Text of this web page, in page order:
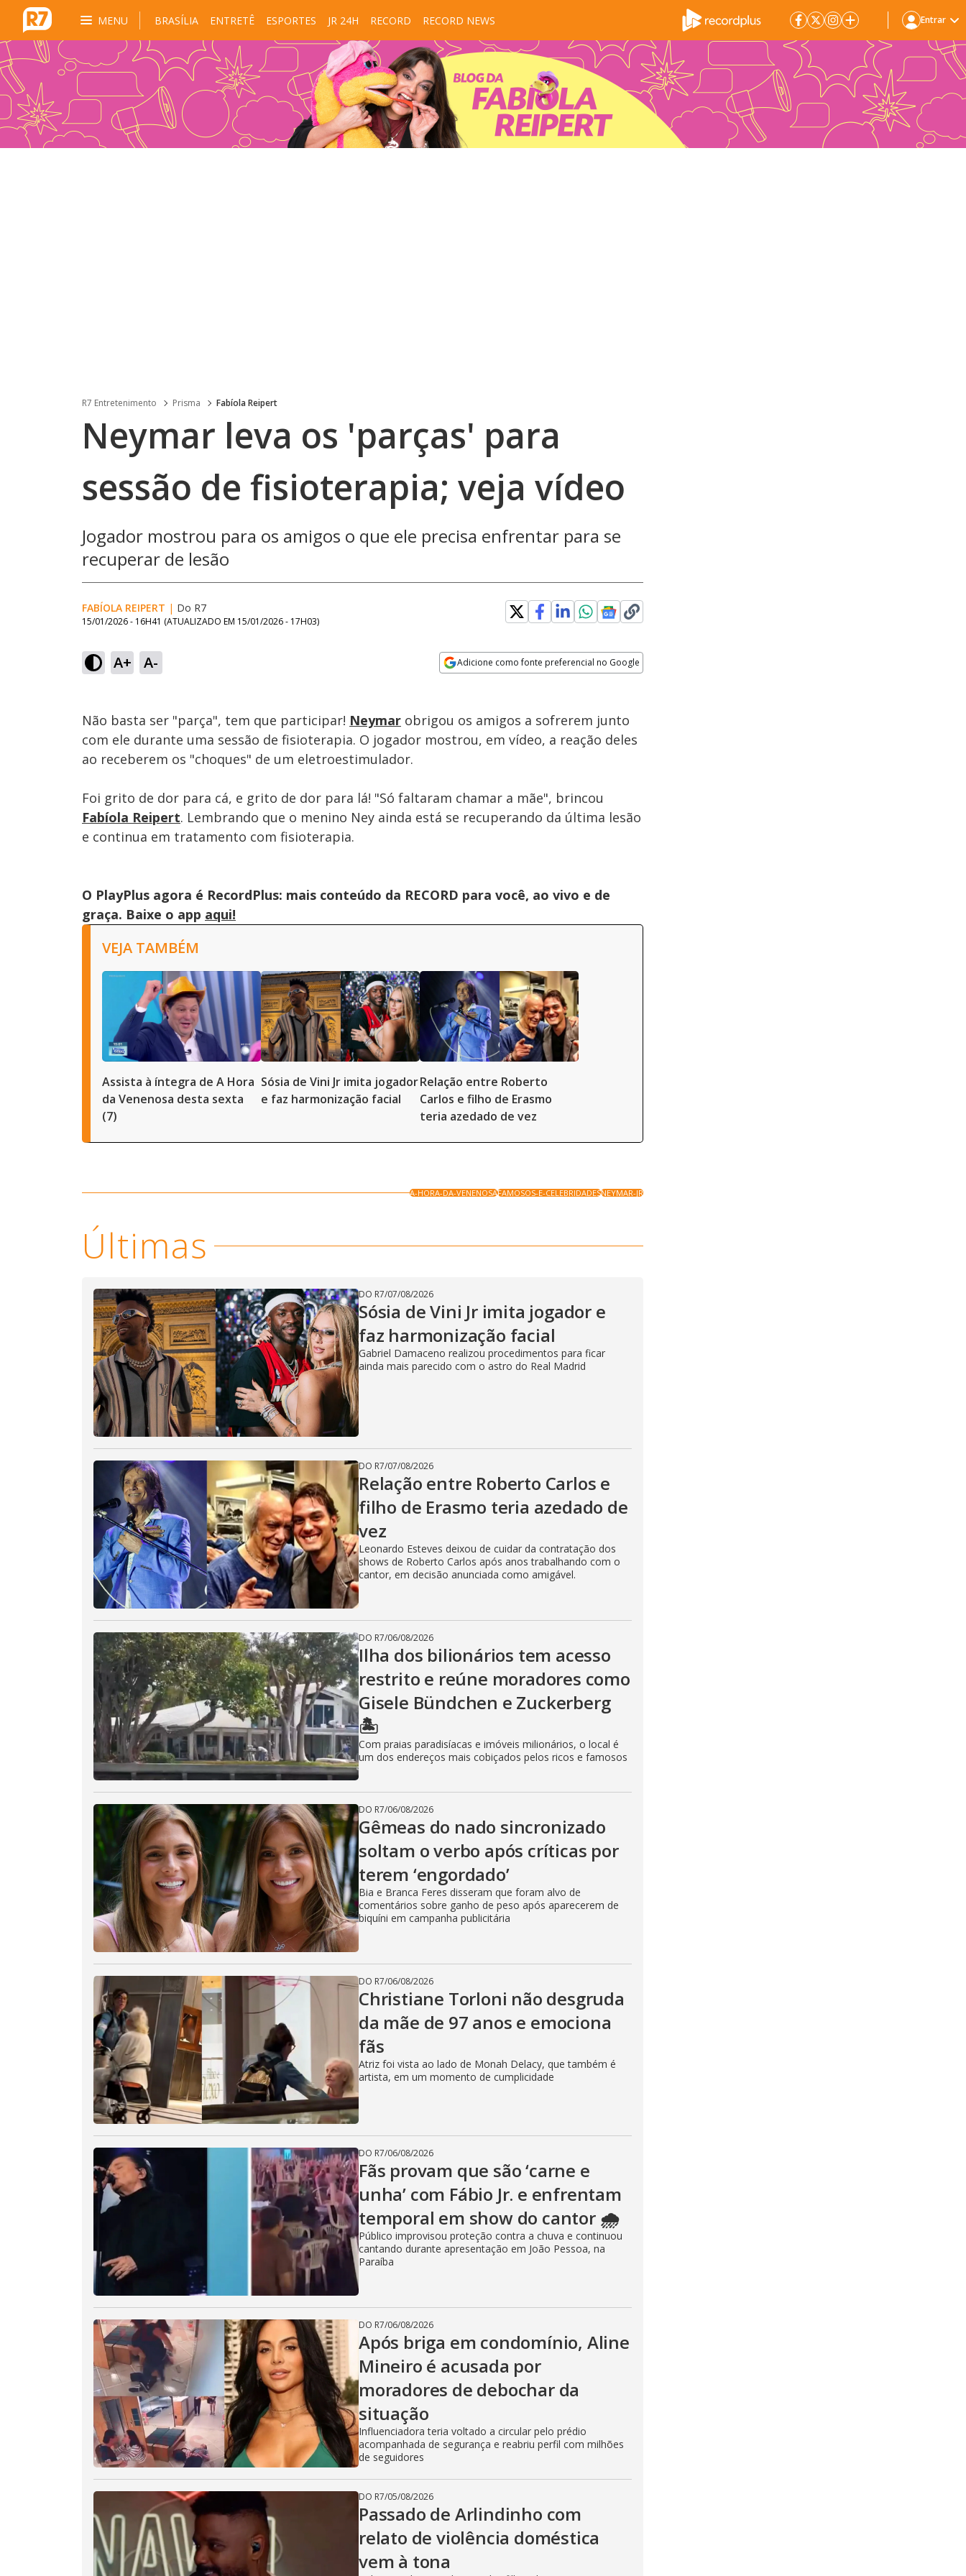
MENU BRASÍLIA ENTRETÊ ESPORTES JR 24H RECORD RECORD NEWS Entrar
R7 Entretenimento Prisma Fabíola Reipert
Neymar leva os 'parças' para
sessão de fisioterapia; veja vídeo
Jogador mostrou para os amigos o que ele precisa enfrentar para se
recuperar de lesão
FABÍOLA REIPERT | Do R7
15/01/2026 - 16H41 (ATUALIZADO EM 15/01/2026 - 17H03)
A+ A- Adicione como fonte preferencial no Google
Ativar
Som
Velocidade
Não basta ser "parça", tem que participar! Neymar obrigou os amigos a sofrerem junto
com ele durante uma sessão de fisioterapia. O jogador mostrou, em vídeo, a reação deles
ao receberem os "choques" de um eletroestimulador.
Foi grito de dor para cá, e grito de dor para lá! "Só faltaram chamar a mãe", brincou
Fabíola Reipert. Lembrando que o menino Ney ainda está se recuperando da última lesão
e continua em tratamento com fisioterapia.
O PlayPlus agora é RecordPlus: mais conteúdo da RECORD para você, ao vivo e de
graça. Baixe o app aqui!
VEJA TAMBÉM
Assista à íntegra de A Hora
da Venenosa desta sexta
(7)
Sósia de Vini Jr imita jogador
e faz harmonização facial
Relação entre Roberto
Carlos e filho de Erasmo
teria azedado de vez
A-HORA-DA-VENENOSAFAMOSOS-E-CELEBRIDADESNEYMAR-JR
Últimas
DO R7/07/08/2026
Sósia de Vini Jr imita jogador e
faz harmonização facial
Gabriel Damaceno realizou procedimentos para ficar
ainda mais parecido com o astro do Real Madrid
DO R7/07/08/2026
Relação entre Roberto Carlos e
filho de Erasmo teria azedado de
vez
Leonardo Esteves deixou de cuidar da contratação dos
shows de Roberto Carlos após anos trabalhando com o
cantor, em decisão anunciada como amigável.
DO R7/06/08/2026
Ilha dos bilionários tem acesso
restrito e reúne moradores como
Gisele Bündchen e Zuckerberg
🏝️
Com praias paradisíacas e imóveis milionários, o local é
um dos endereços mais cobiçados pelos ricos e famosos
DO R7/06/08/2026
Gêmeas do nado sincronizado
soltam o verbo após críticas por
terem ‘engordado’
Bia e Branca Feres disseram que foram alvo de
comentários sobre ganho de peso após aparecerem de
biquíni em campanha publicitária
DO R7/06/08/2026
Christiane Torloni não desgruda
da mãe de 97 anos e emociona
fãs
Atriz foi vista ao lado de Monah Delacy, que também é
artista, em um momento de cumplicidade
DO R7/06/08/2026
Fãs provam que são ‘carne e
unha’ com Fábio Jr. e enfrentam
temporal em show do cantor 🌧️
Público improvisou proteção contra a chuva e continuou
cantando durante apresentação em João Pessoa, na
Paraíba
DO R7/06/08/2026
Após briga em condomínio, Aline
Mineiro é acusada por
moradores de debochar da
situação
Influenciadora teria voltado a circular pelo prédio
acompanhada de segurança e reabriu perfil com milhões
de seguidores
DO R7/05/08/2026
Passado de Arlindinho com
relato de violência doméstica
vem à tona